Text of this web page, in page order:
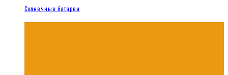
Солнечные батареи